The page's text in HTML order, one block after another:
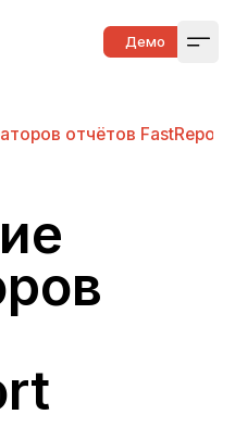
Демо
отчётов FastReport